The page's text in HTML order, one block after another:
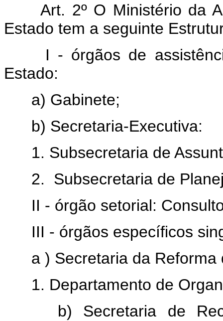
Art. 2º O Ministério da
Estado tem a seguinte
I - órgãos de
Estado:
a) Gabinete;
b) Secretaria-Executiva:
1. Subsecretaria de
2. Subsecretaria de
II - órgão setorial:
III - órgãos específicos
a ) Secretaria da Reforma
1. Departamento de
b) Secretaria de